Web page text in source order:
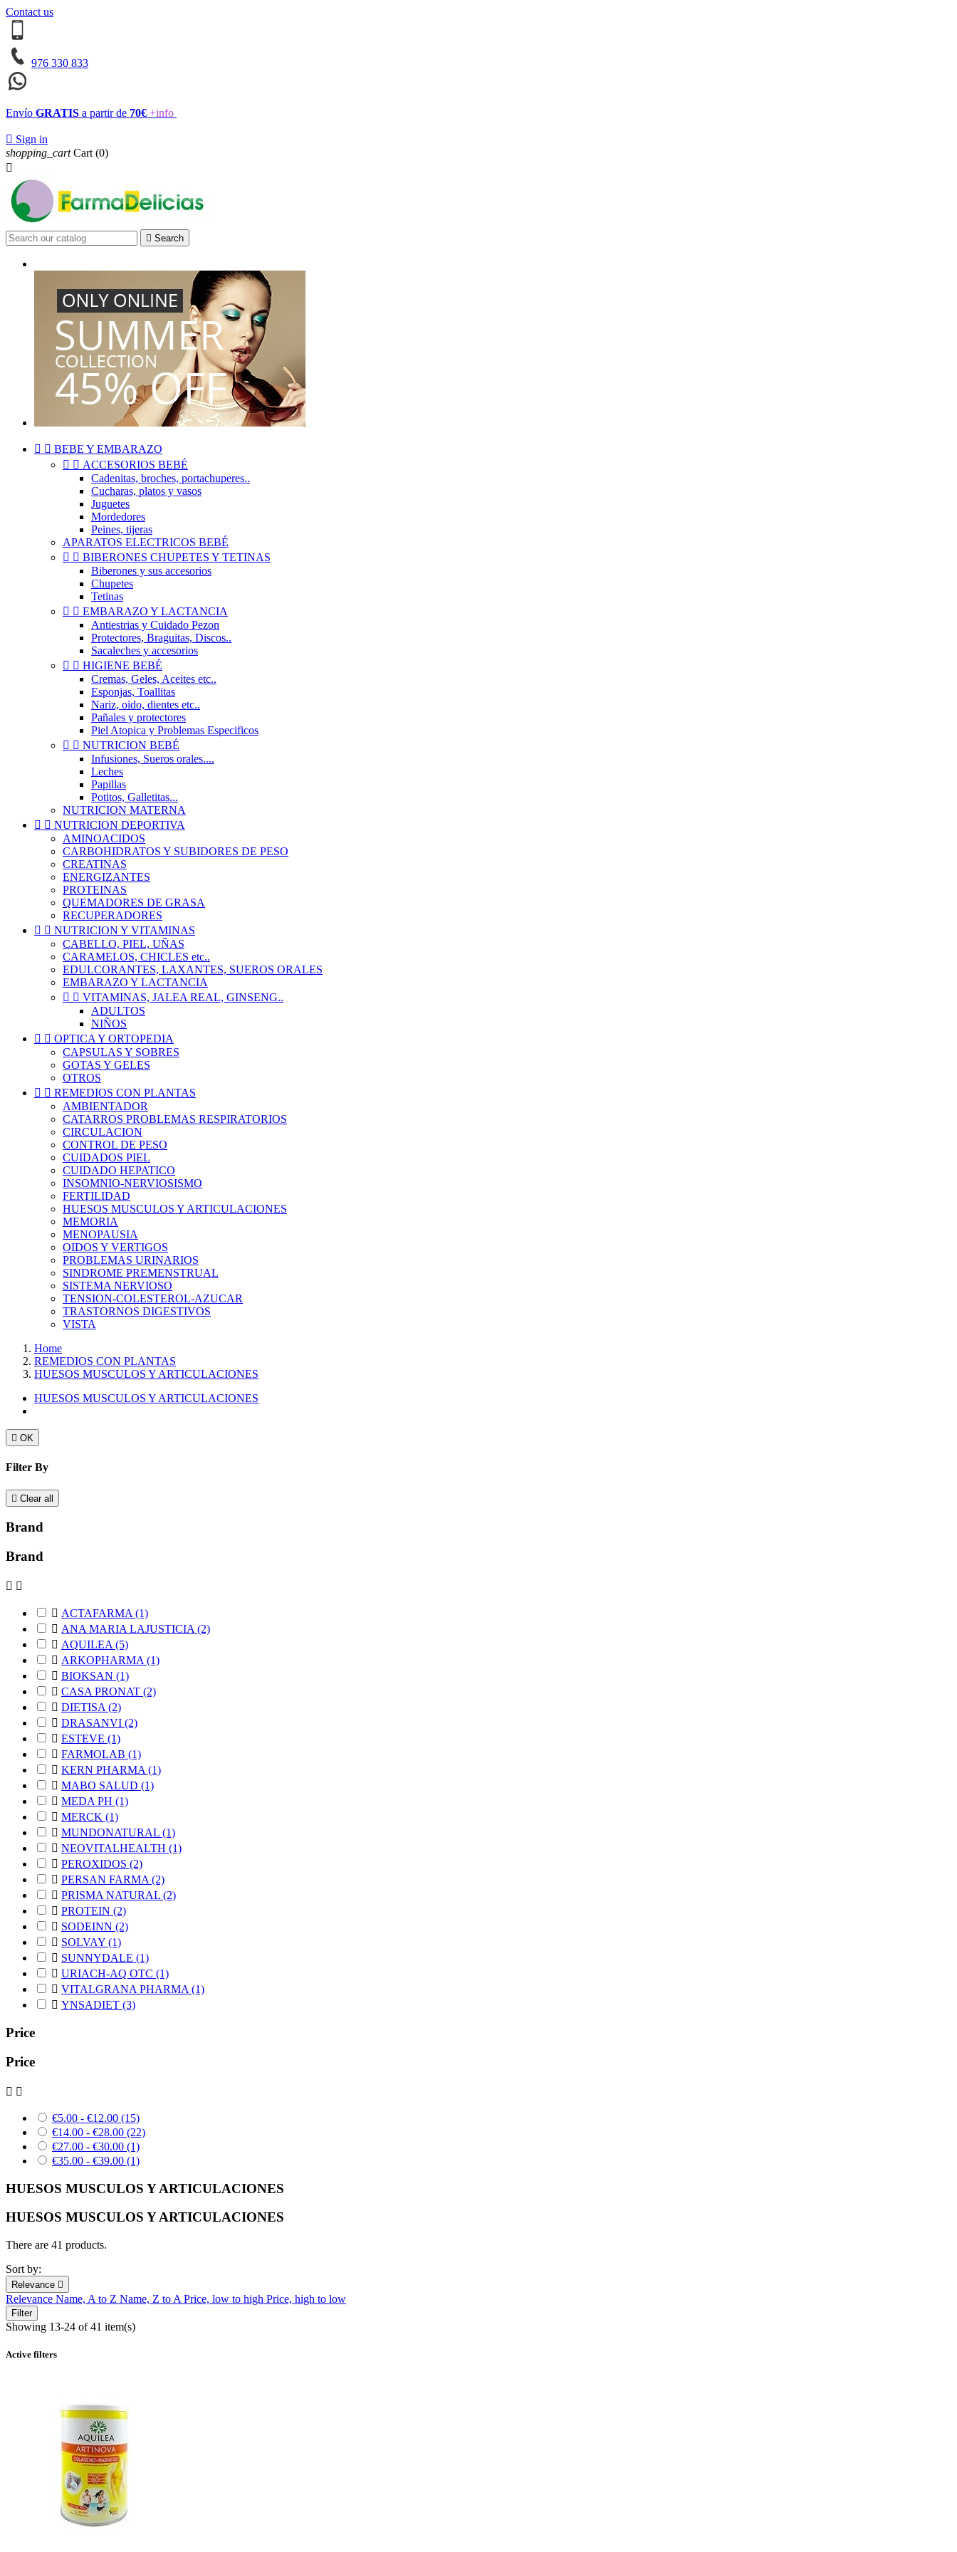
Contact us
976 330 833
Envío GRATIS a partir de 70€ +info
 Sign in
shopping_cart Cart (0)

 Search
  BEBE Y EMBARAZO
  ACCESORIOS BEBÉ
Cadenitas, broches, portachuperes..
Cucharas, platos y vasos
Juguetes
Mordedores
Peines, tijeras
APARATOS ELECTRICOS BEBÉ
  BIBERONES CHUPETES Y TETINAS
Biberones y sus accesorios
Chupetes
Tetinas
  EMBARAZO Y LACTANCIA
Antiestrias y Cuidado Pezon
Protectores, Braguitas, Discos..
Sacaleches y accesorios
  HIGIENE BEBÉ
Cremas, Geles, Aceites etc..
Esponjas, Toallitas
Nariz, oido, dientes etc..
Pañales y protectores
Piel Atopica y Problemas Especificos
  NUTRICION BEBÉ
Infusiones, Sueros orales....
Leches
Papillas
Potitos, Galletitas...
NUTRICION MATERNA
  NUTRICION DEPORTIVA
AMINOACIDOS
CARBOHIDRATOS Y SUBIDORES DE PESO
CREATINAS
ENERGIZANTES
PROTEINAS
QUEMADORES DE GRASA
RECUPERADORES
  NUTRICION Y VITAMINAS
CABELLO, PIEL, UÑAS
CARAMELOS, CHICLES etc..
EDULCORANTES, LAXANTES, SUEROS ORALES
EMBARAZO Y LACTANCIA
  VITAMINAS, JALEA REAL, GINSENG..
ADULTOS
NIÑOS
  OPTICA Y ORTOPEDIA
CAPSULAS Y SOBRES
GOTAS Y GELES
OTROS
  REMEDIOS CON PLANTAS
AMBIENTADOR
CATARROS PROBLEMAS RESPIRATORIOS
CIRCULACION
CONTROL DE PESO
CUIDADOS PIEL
CUIDADO HEPATICO
INSOMNIO-NERVIOSISMO
FERTILIDAD
HUESOS MUSCULOS Y ARTICULACIONES
MEMORIA
MENOPAUSIA
OIDOS Y VERTIGOS
PROBLEMAS URINARIOS
SINDROME PREMENSTRUAL
SISTEMA NERVIOSO
TENSION-COLESTEROL-AZUCAR
TRASTORNOS DIGESTIVOS
VISTA
Home
REMEDIOS CON PLANTAS
HUESOS MUSCULOS Y ARTICULACIONES
HUESOS MUSCULOS Y ARTICULACIONES
 OK
Filter By
 Clear all
Brand
Brand
 
 ACTAFARMA (1)
 ANA MARIA LAJUSTICIA (2)
 AQUILEA (5)
 ARKOPHARMA (1)
 BIOKSAN (1)
 CASA PRONAT (2)
 DIETISA (2)
 DRASANVI (2)
 ESTEVE (1)
 FARMOLAB (1)
 KERN PHARMA (1)
 MABO SALUD (1)
 MEDA PH (1)
 MERCK (1)
 MUNDONATURAL (1)
 NEOVITALHEALTH (1)
 PEROXIDOS (2)
 PERSAN FARMA (2)
 PRISMA NATURAL (2)
 PROTEIN (2)
 SODEINN (2)
 SOLVAY (1)
 SUNNYDALE (1)
 URIACH-AQ OTC (1)
 VITALGRANA PHARMA (1)
 YNSADIET (3)
Price
Price
 
€5.00 - €12.00 (15)
€14.00 - €28.00 (22)
€27.00 - €30.00 (1)
€35.00 - €39.00 (1)
HUESOS MUSCULOS Y ARTICULACIONES
HUESOS MUSCULOS Y ARTICULACIONES
There are 41 products.
Sort by:
Relevance 
Relevance Name, A to Z Name, Z to A Price, low to high Price, high to low
Filter
Showing 13-24 of 41 item(s)
Active filters